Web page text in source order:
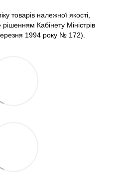
товарів належної якості,
Кабінету Міністрів
1994 року № 172).